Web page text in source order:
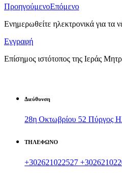
ΠροηγούμενοΕπόμενο
Ενημερωθείτε ηλεκτρονικά για τα
Εγγραφή
Επίσημος ιστότοπος της Ιεράς
Διεύθυνση
28η Οκτωβρίου 52 Πύργος
ΤΗΛΕΦΩΝΟ
+302621022527